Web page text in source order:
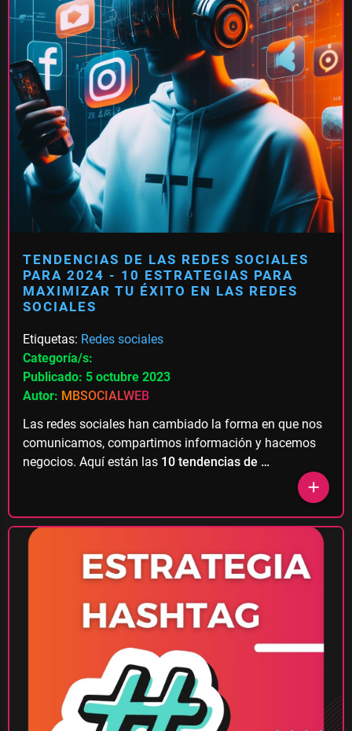
TENDENCIAS DE LAS REDES SOCIALES
PARA 2024 - 10 ESTRATEGIAS PARA
MAXIMIZAR TU ÉXITO EN LAS REDES
SOCIALES
Etiquetas: Redes sociales
Categoría/s:
Publicado: 5 octubre 2023
Autor: MBSOCIALWEB
Las redes sociales han cambiado la forma en que nos
comunicamos, compartimos información y hacemos
negocios. Aquí están las 10 tendencias de …
add